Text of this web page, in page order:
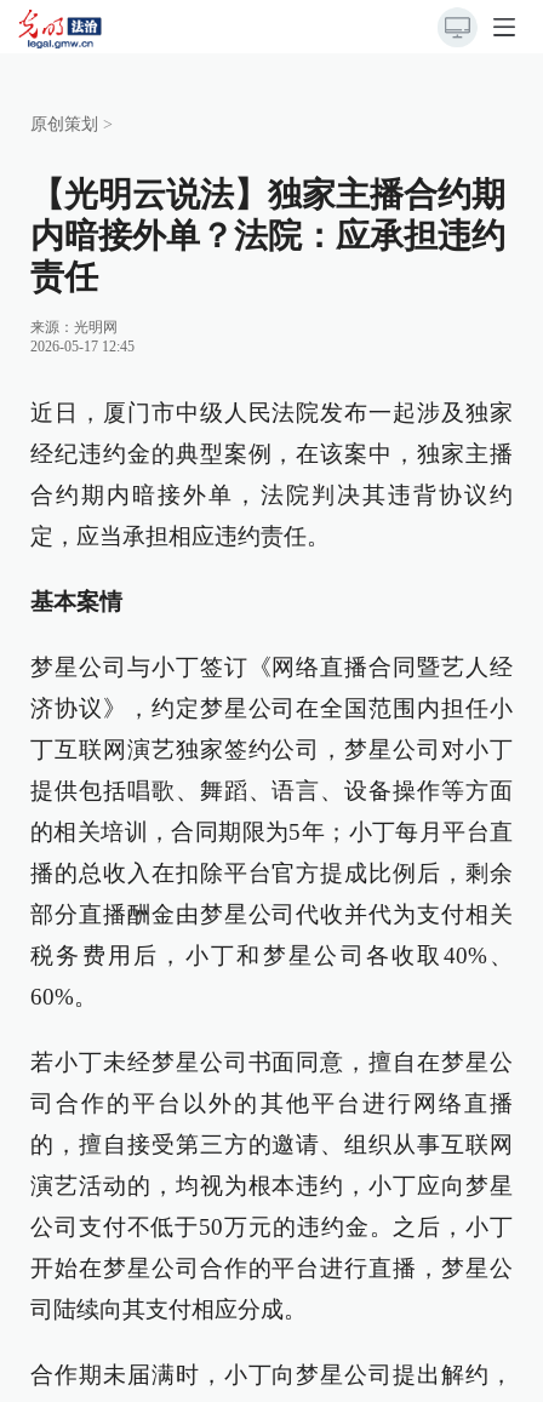
原创策划 >
【光明云说法】独家主播合约期
内暗接外单？法院：应承担违约
责任
来源：光明网
2026-05-17 12:45
近日，厦门市中级人民法院发布一起涉及独家
经纪违约金的典型案例，在该案中，独家主播
合约期内暗接外单，法院判决其违背协议约
定，应当承担相应违约责任。
基本案情
梦星公司与小丁签订《网络直播合同暨艺人经
济协议》，约定梦星公司在全国范围内担任小
丁互联网演艺独家签约公司，梦星公司对小丁
提供包括唱歌、舞蹈、语言、设备操作等方面
的相关培训，合同期限为5年；小丁每月平台直
播的总收入在扣除平台官方提成比例后，剩余
部分直播酬金由梦星公司代收并代为支付相关
税务费用后，小丁和梦星公司各收取40%、
60%。
若小丁未经梦星公司书面同意，擅自在梦星公
司合作的平台以外的其他平台进行网络直播
的，擅自接受第三方的邀请、组织从事互联网
演艺活动的，均视为根本违约，小丁应向梦星
公司支付不低于50万元的违约金。之后，小丁
开始在梦星公司合作的平台进行直播，梦星公
司陆续向其支付相应分成。
合作期未届满时，小丁向梦星公司提出解约，